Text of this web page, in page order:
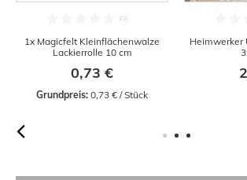
1x Magicfelt Kleinflächenwalze
Lackierrolle 10 cm
0,73 €
Grundpreis: 0,73 € / Stück
Heimwerker